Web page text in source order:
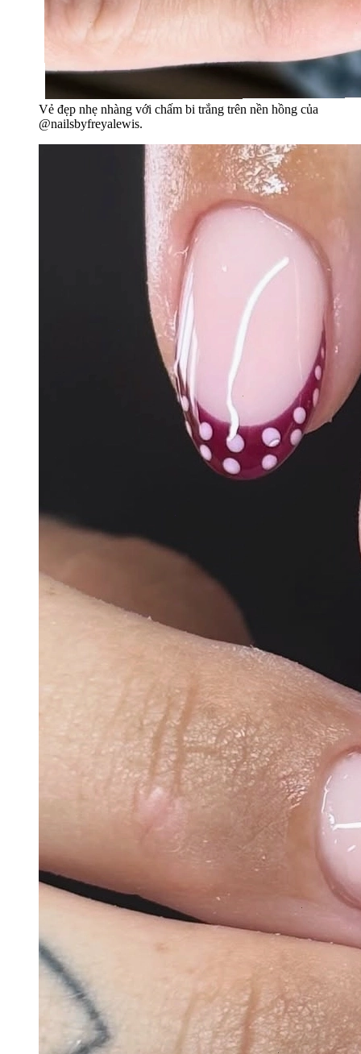
Vẻ đẹp nhẹ nhàng với chấm bi trắng trên nền hồng của
@nailsbyfreyalewis.